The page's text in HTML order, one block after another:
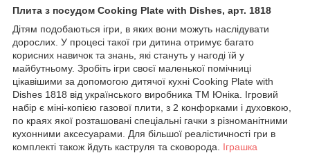
Плита з посудом Cooking Plate with Dishes, арт. 1818
Дітям подобаються ігри, в яких вони можуть наслідувати
дорослих. У процесі такої гри дитина отримує багато
корисних навичок та знань, які стануть у нагоді їй у
майбутньому. Зробіть ігри своєї маленької помічниці
цікавішими за допомогою дитячої кухні Cooking Plate with
Dishes 1818 від українського виробника ТМ Юніка. Ігровий
набір є міні-копією газової плити, з 2 конфорками і духовкою,
по краях якої розташовані спеціальні гачки з різноманітними
кухонними аксесуарами. Для більшої реалістичності гри в
комплекті також йдуть каструля та сковорода. Іграшка